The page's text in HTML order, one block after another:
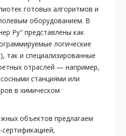
готовых алгоритмов и
оборудованием. В
Ру" представлены как
логические
так и специализированные
отраслей — например,
станциями или
в химическом
объектов предлагаем